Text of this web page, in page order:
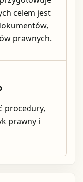
celem jest
prawnych.
procedury,
prawny i